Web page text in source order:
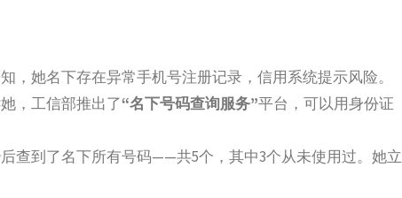
她名下存在异常手机号注册记录，信用系统提示风险。
，工信部推出了“名下号码查询服务”平台，可以用身份证
查到了名下所有号码——共5个，其中3个从未使用过。她立